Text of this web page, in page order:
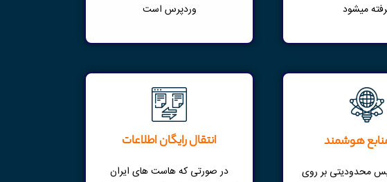
میشود
وردپرس است
منابع هوشمند
محدودیتی بر روی
انتقال رایگان اطلاعات
در صورتی که هاست های ایران